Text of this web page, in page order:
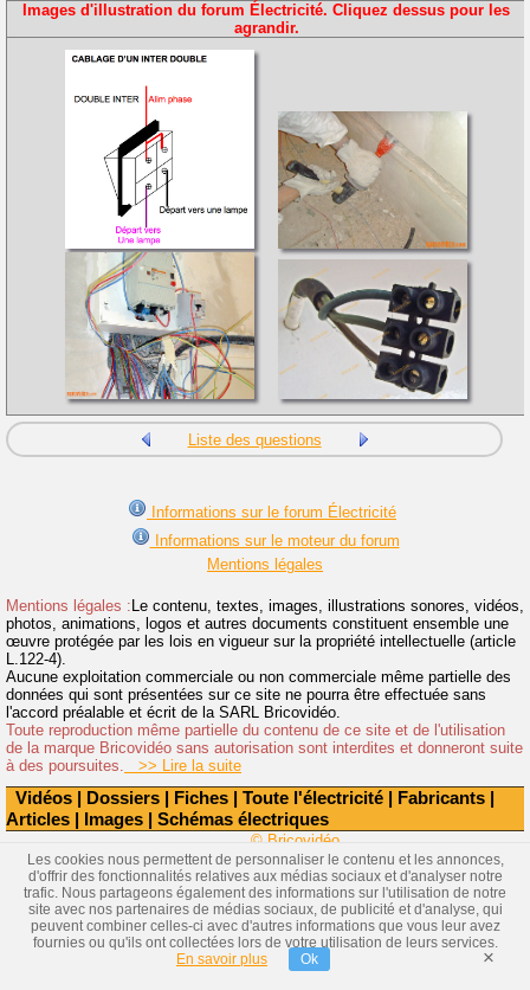
Vidéos | Dossiers | Fiches | Toute l'électricité | Fabricants |
Articles | Images | Schémas électriques
Images d'illustration du forum Électricité. Cliquez dessus pour les
agrandir.
Liste des questions
Informations sur le forum Électricité
Informations sur le moteur du forum
Mentions légales
Mentions légales : Le contenu, textes, images, illustrations sonores, vidéos,
photos, animations, logos et autres documents constituent ensemble une
œuvre protégée par les lois en vigueur sur la propriété intellectuelle (article
L.122-4).
Aucune exploitation commerciale ou non commerciale même partielle des
données qui sont présentées sur ce site ne pourra être effectuée sans
l'accord préalable et écrit de la SARL Bricovidéo.
Toute reproduction même partielle du contenu de ce site et de l'utilisation
de la marque Bricovidéo sans autorisation sont interdites et donneront suite
à des poursuites. >> Lire la suite
© Bricovidéo
Les cookies nous permettent de personnaliser le contenu et les annonces,
d'offrir des fonctionnalités relatives aux médias sociaux et d'analyser notre
trafic. Nous partageons également des informations sur l'utilisation de notre
site avec nos partenaires de médias sociaux, de publicité et d'analyse, qui
peuvent combiner celles-ci avec d'autres informations que vous leur avez
fournies ou qu'ils ont collectées lors de votre utilisation de leurs services.
En savoir plus
Ok ×